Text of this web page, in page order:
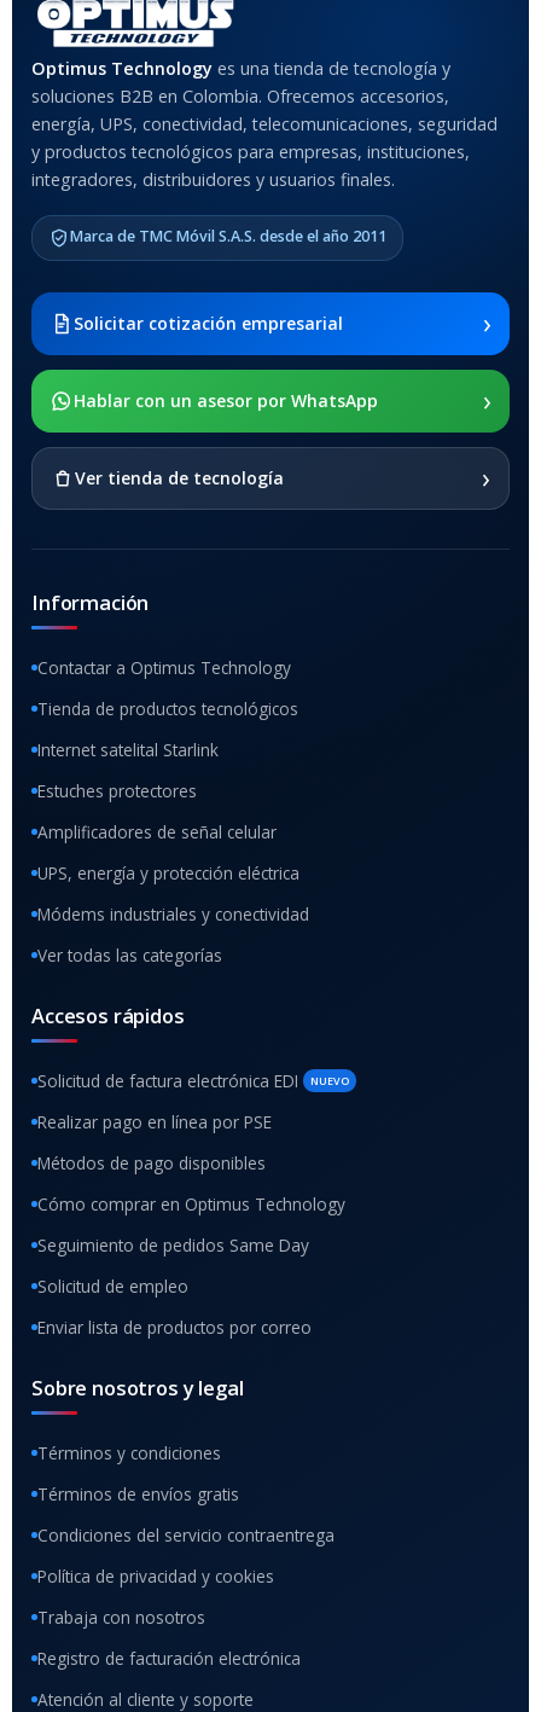
Anti-Shock
MODELO DE TABLETS
COMPATIBLES
2021 SM-x200 / Samsung
Galaxy Tab A8 10.5 2021 SM-
x205
SOPORTE DE APOYO
Optimus Technology es una tienda de tecnología y
soluciones B2B en Colombia. Ofrecemos accesorios,
energía, UPS, conectividad, telecomunicaciones, seguridad
y productos tecnológicos para empresas, instituciones,
integradores, distribuidores y usuarios finales.
Marca de TMC Móvil S.A.S. desde el año 2011
Solicitar cotización empresarial ›
Hablar con un asesor por WhatsApp ›
Ver tienda de tecnología ›
Información
Contactar a Optimus Technology
Tienda de productos tecnológicos
Internet satelital Starlink
Estuches protectores
Amplificadores de señal celular
UPS, energía y protección eléctrica
Módems industriales y conectividad
Ver todas las categorías
Accesos rápidos
Solicitud de factura electrónica EDI NUEVO
Realizar pago en línea por PSE
Métodos de pago disponibles
Cómo comprar en Optimus Technology
Seguimiento de pedidos Same Day
Solicitud de empleo
Enviar lista de productos por correo
Sobre nosotros y legal
Términos y condiciones
Términos de envíos gratis
Condiciones del servicio contraentrega
Política de privacidad y cookies
Trabaja con nosotros
Registro de facturación electrónica
Atención al cliente y soporte